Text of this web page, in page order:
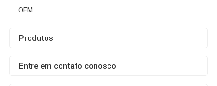
OEM
Produtos
Entre em contato conosco